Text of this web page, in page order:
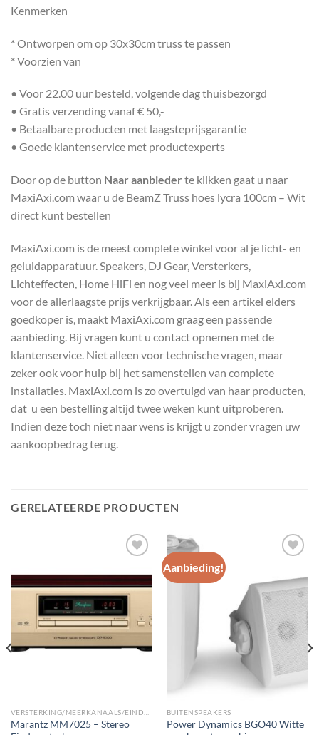
Kenmerken
* Ontworpen om op 30x30cm truss te passen
* Voorzien van
• Voor 22.00 uur besteld, volgende dag thuisbezorgd
• Gratis verzending vanaf € 50,-
• Betaalbare producten met laagsteprijsgarantie
• Goede klantenservice met productexperts
Door op de button Naar aanbieder te klikken gaat u naar
MaxiAxi.com waar u de BeamZ Truss hoes lycra 100cm – Wit
direct kunt bestellen
MaxiAxi.com is de meest complete winkel voor al je licht- en
geluidapparatuur. Speakers, DJ Gear, Versterkers,
Lichteffecten, Home HiFi en nog veel meer is bij MaxiAxi.com
voor de allerlaagste prijs verkrijgbaar. Als een artikel elders
goedkoper is, maakt MaxiAxi.com graag een passende
aanbieding. Bij vragen kunt u contact opnemen met de
klantenservice. Niet alleen voor technische vragen, maar
zeker ook voor hulp bij het samenstellen van complete
installaties. MaxiAxi.com is zo overtuigd van haar producten,
dat u een bestelling altijd twee weken kunt uitproberen.
Indien deze toch niet naar wens is krijgt u zonder vragen uw
aankoopbedrag terug.
GERELATEERDE PRODUCTEN
Toevoegen
aan
wenslijst
Marantz MM7025 – Stereo
Aanbieding!
Toevoegen
BUITENSPEAKERS
Power Dynamics BGO40 Witte